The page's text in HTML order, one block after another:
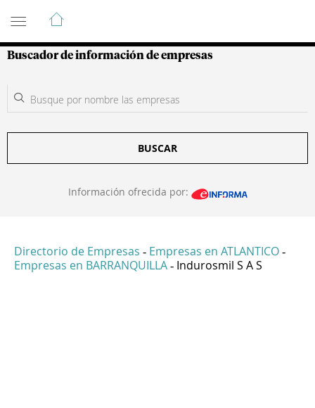
Guía de Empresas Colombianas
Buscador de información de empresas
BUSCAR
Información ofrecida por:
Directorio de Empresas - Empresas en ATLANTICO -
Empresas en BARRANQUILLA - Indurosmil S A S